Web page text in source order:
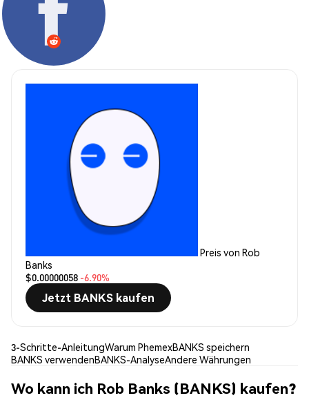
Preis von Rob
Banks
$0.00000058 -6.90%
Jetzt BANKS kaufen
3-Schritte-AnleitungWarum PhemexBANKS speichern
BANKS verwendenBANKS-AnalyseAndere Währungen
Wo kann ich Rob Banks (BANKS) kaufen?